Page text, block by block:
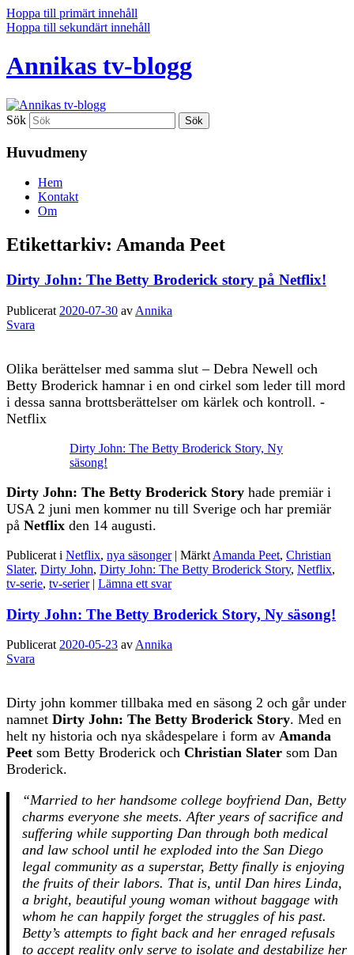
Hoppa till primärt innehåll
Hoppa till sekundärt innehåll
Annikas tv-blogg
Sök
Huvudmeny
Hem
Kontakt
Om
Etikettarkiv: Amanda Peet
Dirty John: The Betty Broderick story på Netflix!
Publicerat 2020-07-30 av Annika
Svara
Olika berättelser med samma slut – Debra Newell och
Betty Broderick hamnar i en ond cirkel som leder till mord
i dessa sanna brottsberättelser om kärlek och kontroll. -
Netflix
Dirty John: The Betty Broderick Story, Ny
säsong!
Dirty John: The Betty Broderick Story hade premiär i
USA 2 juni men kommer nu till Sverige och har premiär
på Netflix den 14 augusti.
Publicerat i Netflix, nya säsonger | Märkt Amanda Peet, Christian
Slater, Dirty John, Dirty John: The Betty Broderick Story, Netflix,
tv-serie, tv-serier | Lämna ett svar
Dirty John: The Betty Broderick Story, Ny säsong!
Publicerat 2020-05-23 av Annika
Svara
Dirty john kommer tillbaka med en säsong 2 och går under
namnet Dirty John: The Betty Broderick Story. Med en
helt ny historia och nya skådespelare i form av Amanda
Peet som Betty Broderick och Christian Slater som Dan
Broderick.
“Married to her handsome college boyfriend Dan, Betty
charms everyone she meets. After years of sacrifice and
suffering while supporting Dan through both medical
and law school until he exploded into the San Diego
legal community as a superstar, Betty finally is enjoying
the fruits of their labors. That is, until Dan hires Linda,
a bright, beautiful young woman without baggage with
whom he can happily forget the struggles of his past.
Betty’s attempts to fight back and her enraged refusals
to accept reality only serve to isolate and destabilize her